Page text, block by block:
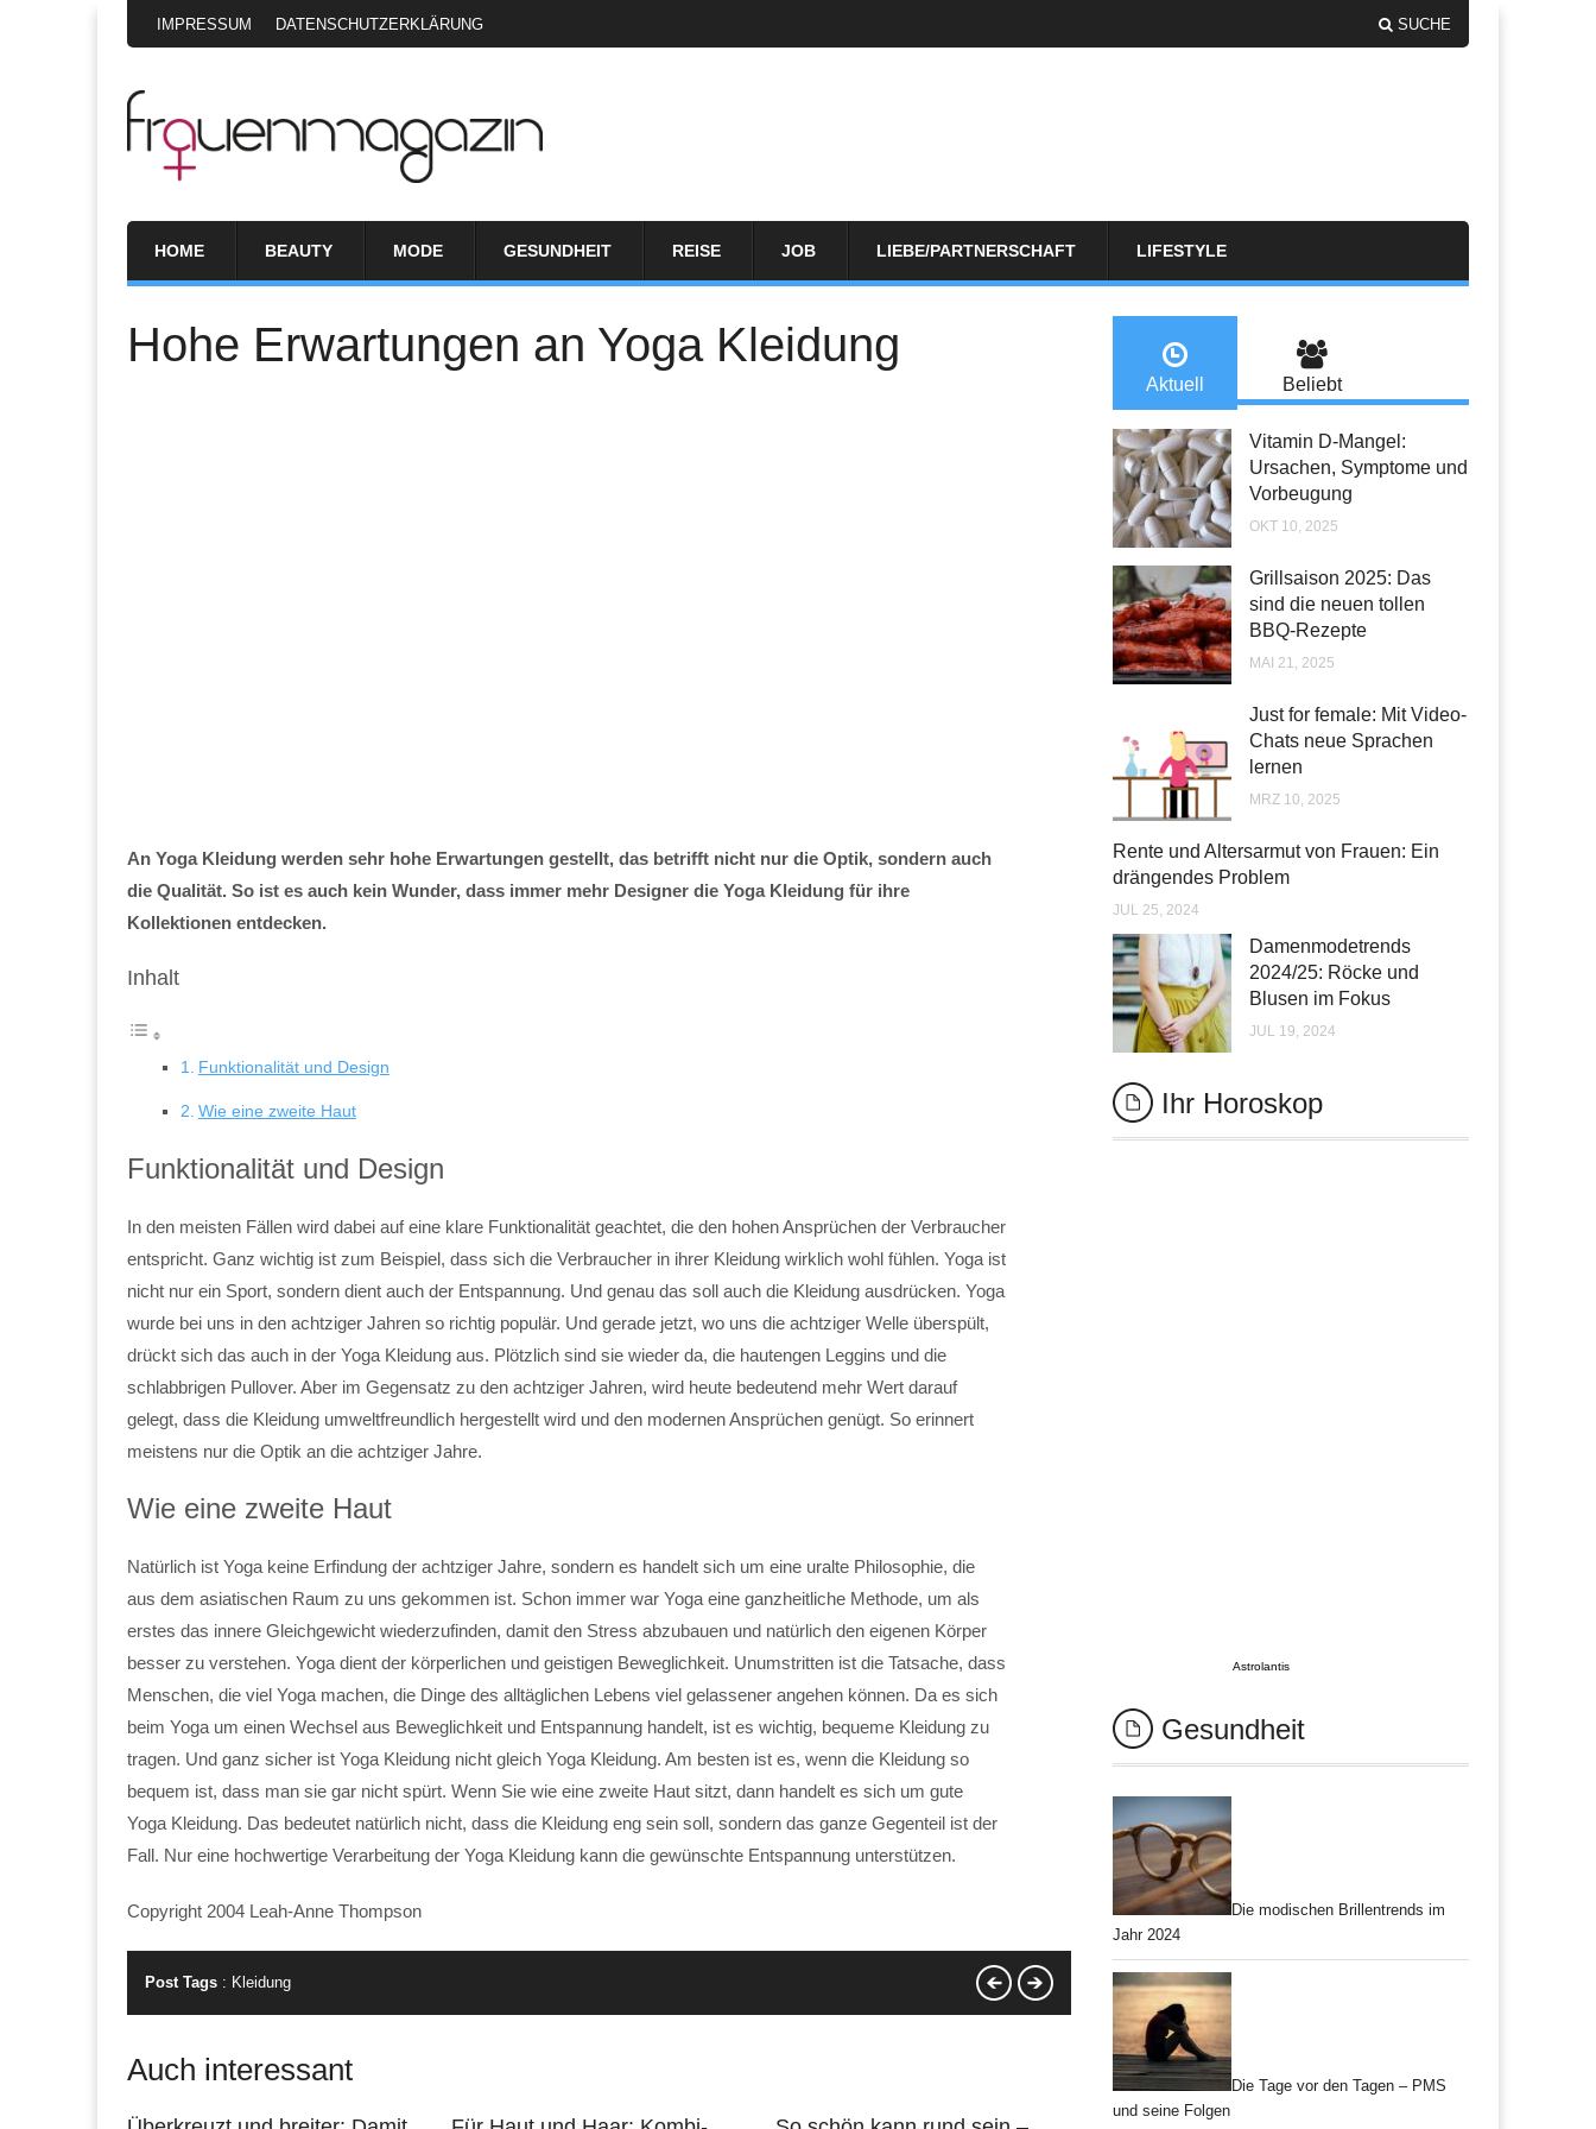
IMPRESSUM DATENSCHUTZERKLÄRUNG SUCHE
HOME BEAUTY MODE GESUNDHEIT REISE JOB LIEBE/PARTNERSCHAFT LIFESTYLE
Hohe Erwartungen an Yoga Kleidung
An Yoga Kleidung werden sehr hohe Erwartungen gestellt, das betrifft nicht nur die Optik, sondern auch
die Qualität. So ist es auch kein Wunder, dass immer mehr Designer die Yoga Kleidung für ihre
Kollektionen entdecken.
Inhalt
Funktionalität und Design
Wie eine zweite Haut
Funktionalität und Design
In den meisten Fällen wird dabei auf eine klare Funktionalität geachtet, die den hohen Ansprüchen der Verbraucher
entspricht. Ganz wichtig ist zum Beispiel, dass sich die Verbraucher in ihrer Kleidung wirklich wohl fühlen. Yoga ist
nicht nur ein Sport, sondern dient auch der Entspannung. Und genau das soll auch die Kleidung ausdrücken. Yoga
wurde bei uns in den achtziger Jahren so richtig populär. Und gerade jetzt, wo uns die achtziger Welle überspült,
drückt sich das auch in der Yoga Kleidung aus. Plötzlich sind sie wieder da, die hautengen Leggins und die
schlabbrigen Pullover. Aber im Gegensatz zu den achtziger Jahren, wird heute bedeutend mehr Wert darauf
gelegt, dass die Kleidung umweltfreundlich hergestellt wird und den modernen Ansprüchen genügt. So erinnert
meistens nur die Optik an die achtziger Jahre.
Wie eine zweite Haut
Natürlich ist Yoga keine Erfindung der achtziger Jahre, sondern es handelt sich um eine uralte Philosophie, die
aus dem asiatischen Raum zu uns gekommen ist. Schon immer war Yoga eine ganzheitliche Methode, um als
erstes das innere Gleichgewicht wiederzufinden, damit den Stress abzubauen und natürlich den eigenen Körper
besser zu verstehen. Yoga dient der körperlichen und geistigen Beweglichkeit. Unumstritten ist die Tatsache, dass
Menschen, die viel Yoga machen, die Dinge des alltäglichen Lebens viel gelassener angehen können. Da es sich
beim Yoga um einen Wechsel aus Beweglichkeit und Entspannung handelt, ist es wichtig, bequeme Kleidung zu
tragen. Und ganz sicher ist Yoga Kleidung nicht gleich Yoga Kleidung. Am besten ist es, wenn die Kleidung so
bequem ist, dass man sie gar nicht spürt. Wenn Sie wie eine zweite Haut sitzt, dann handelt es sich um gute
Yoga Kleidung. Das bedeutet natürlich nicht, dass die Kleidung eng sein soll, sondern das ganze Gegenteil ist der
Fall. Nur eine hochwertige Verarbeitung der Yoga Kleidung kann die gewünschte Entspannung unterstützen.
Copyright 2004 Leah-Anne Thompson
Post Tags : Kleidung
Auch interessant
Aktuell Beliebt
Vitamin D-Mangel:
Ursachen, Symptome und
Vorbeugung
OKT 10, 2025
Grillsaison 2025: Das
sind die neuen tollen
BBQ-Rezepte
MAI 21, 2025
Just for female: Mit Video-
Chats neue Sprachen
lernen
MRZ 10, 2025
Rente und Altersarmut von Frauen: Ein
drängendes Problem
JUL 25, 2024
Damenmodetrends
2024/25: Röcke und
Blusen im Fokus
JUL 19, 2024
Ihr Horoskop
Astrolantis
Gesundheit
Die modischen Brillentrends im
Jahr 2024
Die Tage vor den Tagen – PMS
und seine Folgen